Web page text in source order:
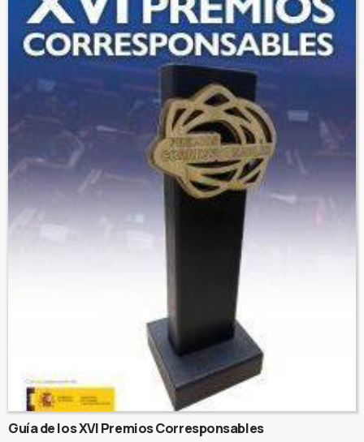
Guía de los XVI Premios Corresponsables